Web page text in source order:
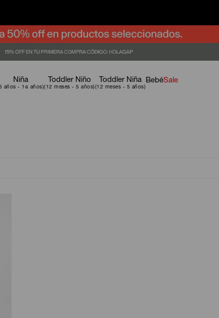
Niña Toddler Niño Toddler Niña BebéSale